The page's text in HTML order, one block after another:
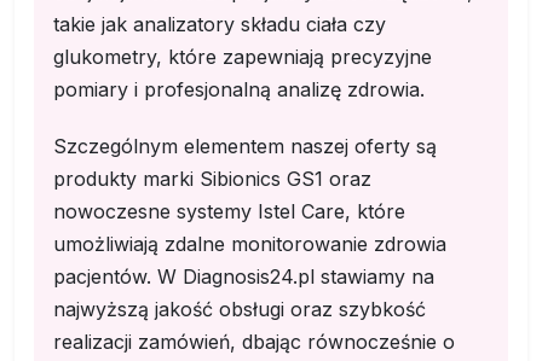
takie jak analizatory składu ciała czy
glukometry, które zapewniają precyzyjne
pomiary i profesjonalną analizę zdrowia.
Szczególnym elementem naszej oferty są
produkty marki Sibionics GS1 oraz
nowoczesne systemy Istel Care, które
umożliwiają zdalne monitorowanie zdrowia
pacjentów. W Diagnosis24.pl stawiamy na
najwyższą jakość obsługi oraz szybkość
realizacji zamówień, dbając równocześnie o